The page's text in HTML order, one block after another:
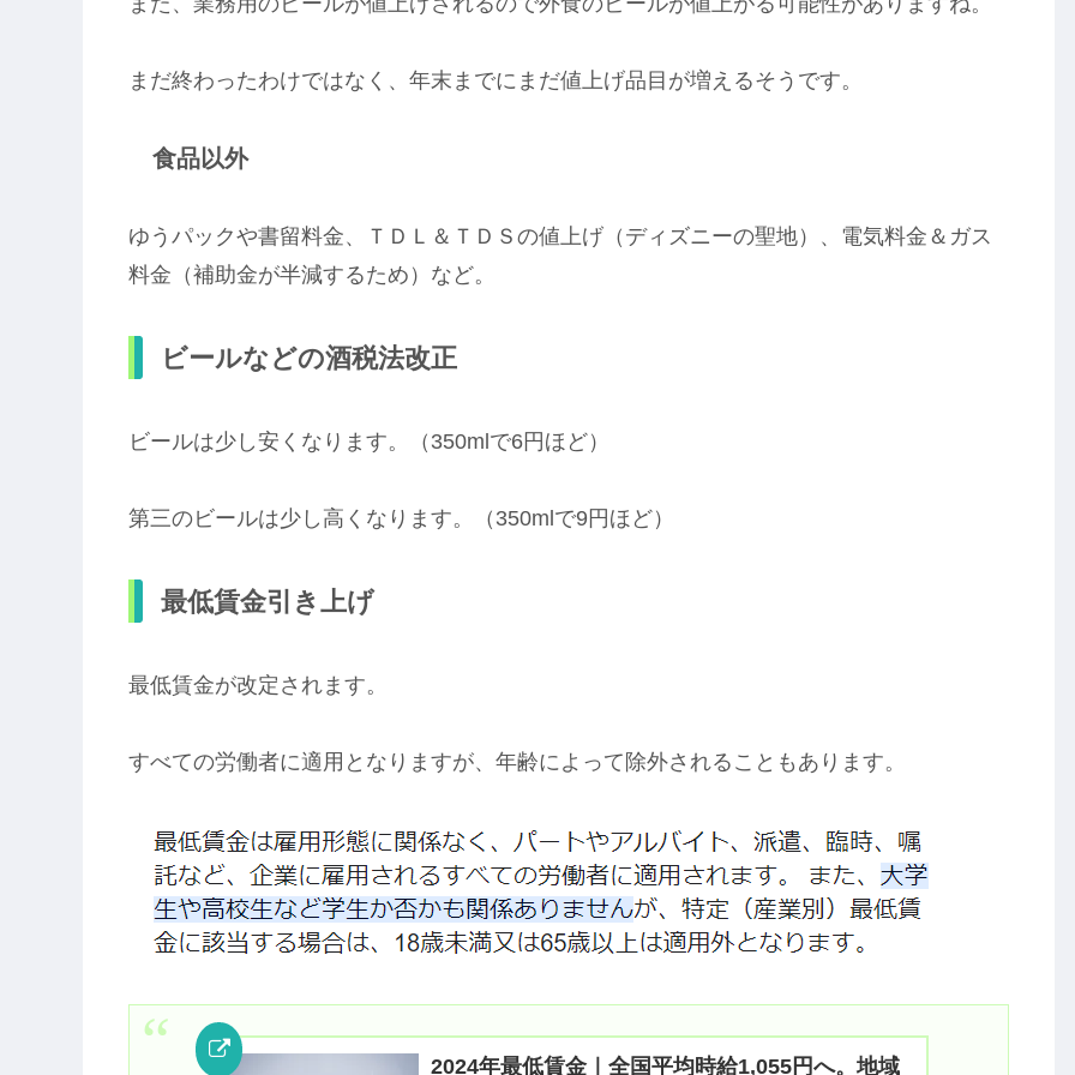
まだ終わったわけではなく、年末までにまだ値上げ品目が増えるそうです。
食品以外
ゆうパックや書留料金、ＴＤＬ＆ＴＤＳの値上げ（ディズニーの聖地）、電気料金＆ガス
料金（補助金が半減するため）など。
ビールなどの酒税法改正
ビールは少し安くなります。（350mlで6円ほど）
第三のビールは少し高くなります。（350mlで9円ほど）
最低賃金引き上げ
最低賃金が改定されます。
すべての労働者に適用となりますが、年齢によって除外されることもあります。
2024年最低賃金｜全国平均時給1,055円へ。地域